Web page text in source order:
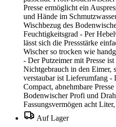
Presse ermöglicht ein
und Hände im
Wischbezug des
Feuchtigkeitsgrad - Per
lässt sich die Pressstärke
Wischer so trocken wie
- Der Putzeimer mit Presse ist
Nichtgebrauch in den Eimer,
verstaubar ist Lieferumfang -
Compact, abnehmbare
Bodenwischer Profi und
Fassungsvermögen acht
Auf Lager